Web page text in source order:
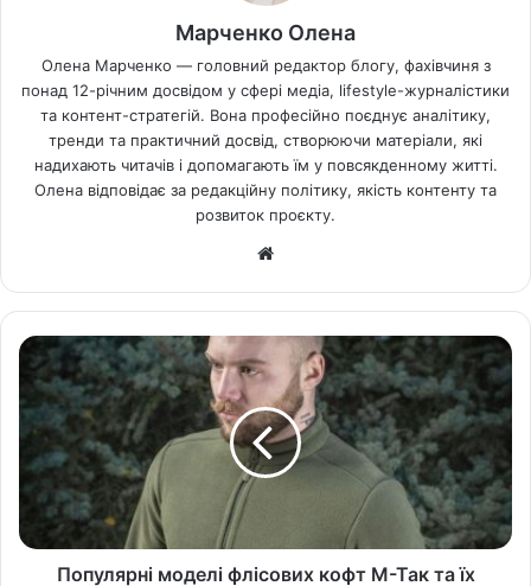
Марченко Олена
Олена Марченко — головний редактор блогу, фахівчиня з
понад 12-річним досвідом у сфері медіа, lifestyle-журналістики
та контент-стратегій. Вона професійно поєднує аналітику,
тренди та практичний досвід, створюючи матеріали, які
надихають читачів і допомагають їм у повсякденному житті.
Олена відповідає за редакційну політику, якість контенту та
розвиток проєкту.
са
йт
Популярні моделі флісових кофт М-Так та їх